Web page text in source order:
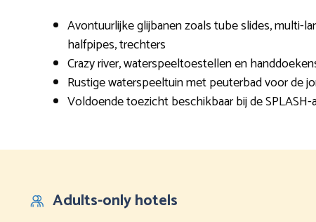
Avontuurlijke glijbanen zoals tube slides, multi-
halfpipes, trechters
Crazy river, waterspeeltoestellen en
Rustige waterspeeltuin met peuterbad voor de
Voldoende toezicht beschikbaar bij de
Adults-only hotels